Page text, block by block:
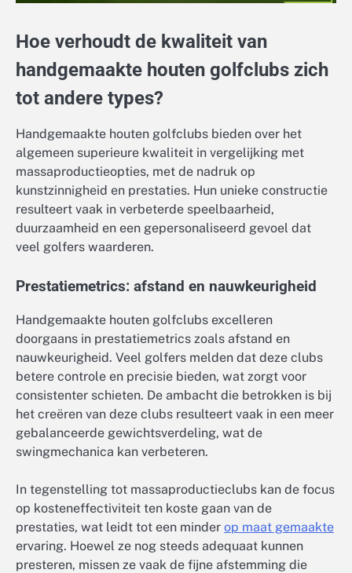
Hoe verhoudt de kwaliteit van
handgemaakte houten golfclubs zich
tot andere types?
Handgemaakte houten golfclubs bieden over het
algemeen superieure kwaliteit in vergelijking met
massaproductieopties, met de nadruk op
kunstzinnigheid en prestaties. Hun unieke constructie
resulteert vaak in verbeterde speelbaarheid,
duurzaamheid en een gepersonaliseerd gevoel dat
veel golfers waarderen.
Prestatiemetrics: afstand en nauwkeurigheid
Handgemaakte houten golfclubs excelleren
doorgaans in prestatiemetrics zoals afstand en
nauwkeurigheid. Veel golfers melden dat deze clubs
betere controle en precisie bieden, wat zorgt voor
consistenter schieten. De ambacht die betrokken is bij
het creëren van deze clubs resulteert vaak in een meer
gebalanceerde gewichtsverdeling, wat de
swingmechanica kan verbeteren.
In tegenstelling tot massaproductieclubs kan de focus
op kosteneffectiviteit ten koste gaan van de
prestaties, wat leidt tot een minder op maat gemaakte
ervaring. Hoewel ze nog steeds adequaat kunnen
presteren, missen ze vaak de fijne afstemming die